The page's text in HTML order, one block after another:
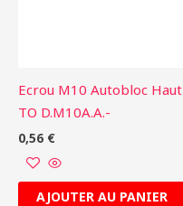
Ecrou M10 Autobloc Haut
TO D.M10A.A.-
0,56 €
AJOUTER AU PANIER